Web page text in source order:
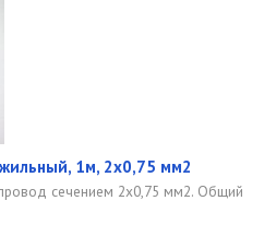
1м, 2x0,75 мм2
сечением 2х0,75 мм2. Общий